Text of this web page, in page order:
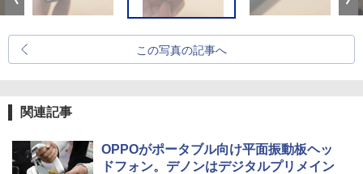
この写真の記事へ
関連記事
OPPOがポータブル向け平面振動板ヘッ
ドフォン。デノンはデジタルプリメイン